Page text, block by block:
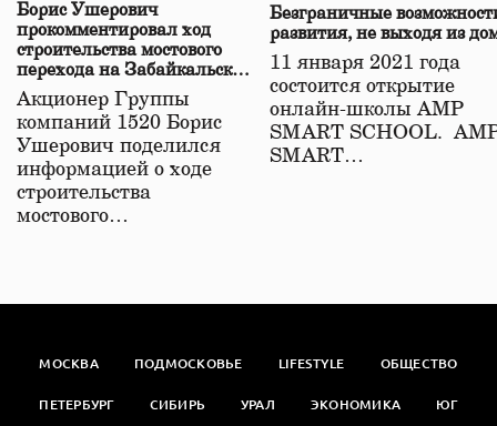
Борис Ушерович
прокомментировал ход
строительства мостового
перехода на Забайкальской
железной дороге
Акционер Группы
компаний 1520 Борис
Ушерович поделился
информацией о ходе
строительства
мостового…
Безграничные
развития, не выходя из
11 января 2021 года
состоится открытие
онлайн-школы АМР
SMART SCHOOL.
SMART…
МОСКВА ПОДМОСКОВЬЕ LIFESTYLE ОБЩЕСТВО
ПЕТЕРБУРГ СИБИРЬ УРАЛ ЭКОНОМИКА ЮГ